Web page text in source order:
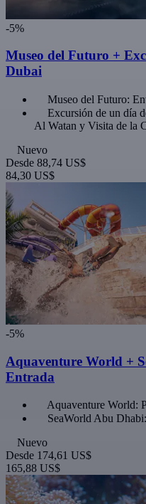
-5%
Museo del Futuro +
Dubai
Museo del Futuro:
Excursión de un día
Al Watan y Visita de la
Nuevo
Desde 88,74 US$
84,30 US$
-5%
Aquaventure World +
Entrada
Aquaventure World:
SeaWorld Abu
Nuevo
Desde 174,61 US$
165,88 US$